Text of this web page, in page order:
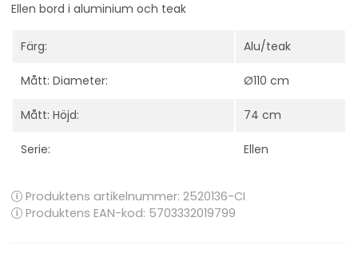
Ellen bord i aluminium och teak
Färg: Alu/teak
Mått: Diameter: Ø110 cm
Mått: Höjd: 74 cm
Serie: Ellen
Produktens artikelnummer: 2520136-CI
Produktens EAN-kod: 5703332019799